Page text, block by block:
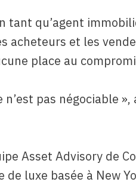
tant qu’agent
acheteurs et les
place au
pas négociable
Asset Advisory de
luxe basée à New